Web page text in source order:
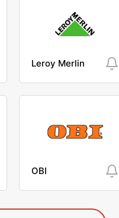
Leroy Merlin
OBI